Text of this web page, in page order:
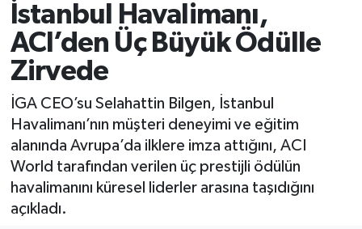
İstanbul Havalimanı,
ACI’den Üç Büyük Ödülle
Zirvede
İGA CEO’su Selahattin Bilgen, İstanbul
Havalimanı’nın müşteri deneyimi ve eğitim
alanında Avrupa’da ilklere imza attığını, ACI
World tarafından verilen üç prestijli ödülün
havalimanını küresel liderler arasına taşıdığını
açıkladı.